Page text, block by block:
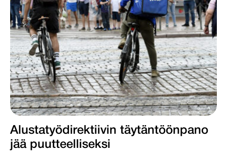
Alustatyödirektiivin täytäntöönpano
jää puutteelliseksi